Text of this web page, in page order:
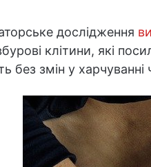
дослідження
клітини, які
без змін у